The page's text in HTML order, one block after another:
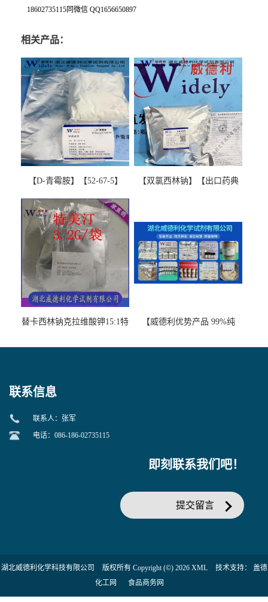
18602735115同微信 QQ1656650897
相关产品：
【D-青霉胺】【52-67-5】
图谱检测方法现货供应咨询
张军52-67-5
【双氯西林钠】【出口药典
替卡西林钠克拉维酸钾15:1特
【威德利优势产品 99%纯
联系信息
联系人：张军
电话：086-186-02735115
即刻联系我们吧！
提交留言
湖北威德利化学科技有限公司 版权所有 Copyright (©) 2026 XML 技术支持： 盖德
化工网
食品商务网